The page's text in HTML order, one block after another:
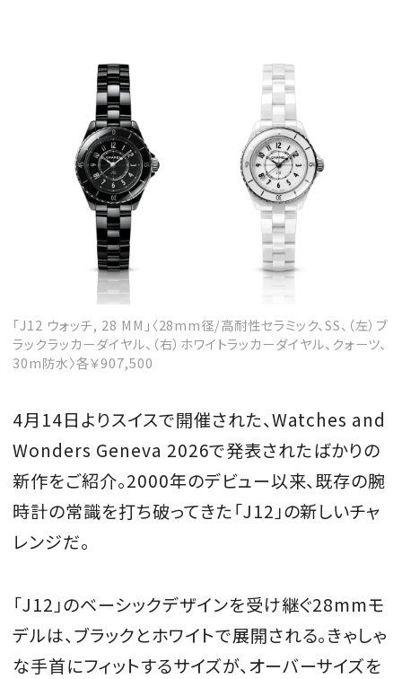
「J12 ウォッチ, 28 MM」〈28mm径/高耐性セラミック、SS、（左）ブ
ラックラッカーダイヤル、（右）ホワイトラッカーダイヤル、クォーツ、
30m防水〉各￥907,500
4月14日よりスイスで開催された、Watches and
Wonders Geneva 2026で発表されたばかりの
新作をご紹介。2000年のデビュー以来、既存の腕
時計の常識を打ち破ってきた「J12」の新しいチャ
レンジだ。
「J12」のベーシックデザインを受け継ぐ28mmモ
デルは、ブラックとホワイトで展開される。きゃしゃ
な手首にフィットするサイズが、オーバーサイズを